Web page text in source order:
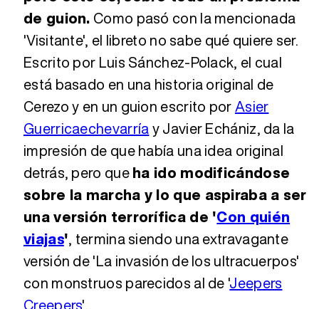
de guion. Como pasó con la mencionada
'Visitante', el libreto no sabe qué quiere ser.
Escrito por Luis Sánchez-Polack, el cual
está basado en una historia original de
Cerezo y en un guion escrito porAsier
Guerricaechevarríay Javier Echániz, da la
impresión de que había una idea original
detrás, pero queha ido modificándose
sobre la marcha y lo que aspiraba a ser
una versión terrorífica de 'Con quién
viajas', termina siendo una extravagante
versión de 'La invasión de los ultracuerpos'
con monstruos parecidos al de 'Jeepers